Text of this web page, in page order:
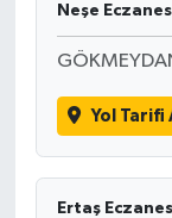
Neşe
Yol Tarifi
Ertaş